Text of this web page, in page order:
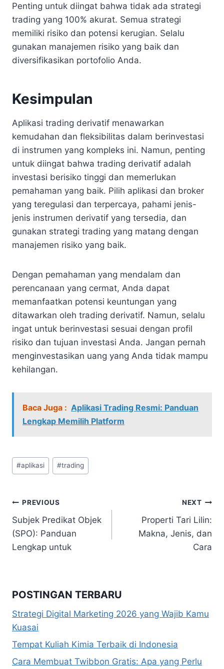
Penting untuk diingat bahwa tidak ada strategi
trading yang 100% akurat. Semua strategi
memiliki risiko dan potensi kerugian. Selalu
gunakan manajemen risiko yang baik dan
diversifikasikan portofolio Anda.
Kesimpulan
Aplikasi trading derivatif menawarkan
kemudahan dan fleksibilitas dalam berinvestasi
di instrumen yang kompleks ini. Namun, penting
untuk diingat bahwa trading derivatif adalah
investasi berisiko tinggi dan memerlukan
pemahaman yang baik. Pilih aplikasi dan broker
yang teregulasi dan terpercaya, pahami jenis-
jenis instrumen derivatif yang tersedia, dan
gunakan strategi trading yang matang dengan
manajemen risiko yang baik.
Dengan pemahaman yang mendalam dan
perencanaan yang cermat, Anda dapat
memanfaatkan potensi keuntungan yang
ditawarkan oleh trading derivatif. Namun, selalu
ingat untuk berinvestasi sesuai dengan profil
risiko dan tujuan investasi Anda. Jangan pernah
menginvestasikan uang yang Anda tidak mampu
kehilangan.
Baca Juga : Aplikasi Trading Resmi: Panduan
Lengkap Memilih Platform
Post
Tags:
#aplikasi #trading
Navigasi
pos
PREVIOUS
Subjek Predikat Objek
(SPO): Panduan
Lengkap untuk
NEXT
Properti Tari Lilin:
Makna, Jenis, dan
Cara
POSTINGAN TERBARU
Strategi Digital Marketing 2026 yang Wajib Kamu
Kuasai
Tempat Kuliah Kimia Terbaik di Indonesia
Cara Membuat Twibbon Gratis: Apa yang Perlu